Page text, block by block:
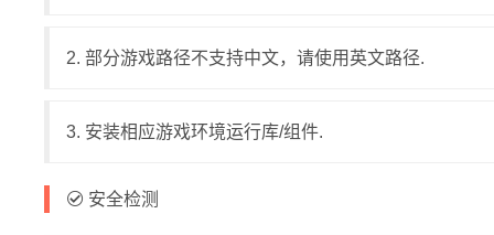
2. 部分游戏路径不支持中文，请使用英文路径.
3. 安装相应游戏环境运行库/组件.
安全检测